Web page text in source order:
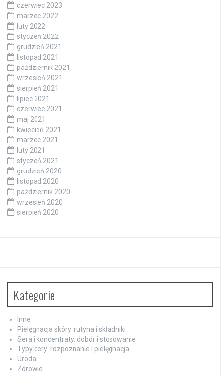
czerwiec 2023
marzec 2022
luty 2022
styczeń 2022
grudzień 2021
listopad 2021
październik 2021
wrzesień 2021
sierpień 2021
lipiec 2021
czerwiec 2021
maj 2021
kwiecień 2021
marzec 2021
luty 2021
styczeń 2021
grudzień 2020
listopad 2020
październik 2020
wrzesień 2020
sierpień 2020
Kategorie
Inne
Pielęgnacja skóry: rutyna i składniki
Sera i koncentraty: dobór i stosowanie
Typy cery: rozpoznanie i pielęgnacja
Uroda
Zdrowie